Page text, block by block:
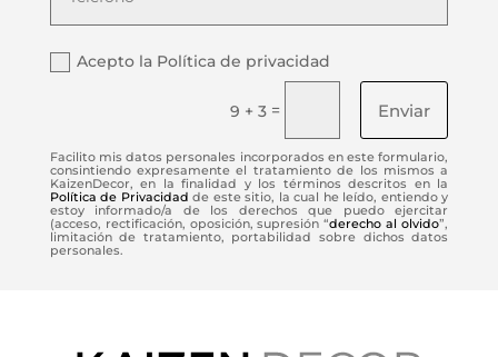
Acepto la Política de privacidad
9 + 3 = Enviar
Facilito mis datos personales incorporados en este formulario,
consintiendo expresamente el tratamiento de los mismos a
KaizenDecor, en la finalidad y los términos descritos en la
Política de Privacidad de este sitio, la cual he leído, entiendo y
estoy informado/a de los derechos que puedo ejercitar
(acceso, rectificación, oposición, supresión “derecho al olvido”,
limitación de tratamiento, portabilidad sobre dichos datos
personales.